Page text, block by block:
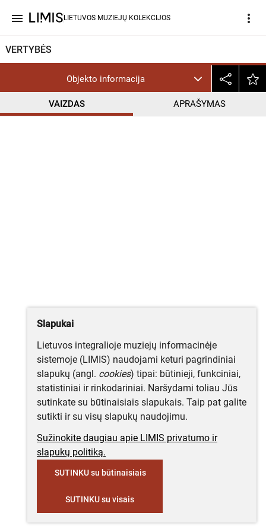
menu LIETUVOS MUZIEJŲ KOLEKCIJOS more_vert
VERTYBĖS
Objekto informacija
VAIZDAS APRAŠYMAS
Slapukai
Lietuvos integralioje muziejų informacinėje
sistemoje (LIMIS) naudojami keturi pagrindiniai
slapukų (angl. cookies) tipai: būtinieji, funkciniai,
statistiniai ir rinkodariniai. Naršydami toliau Jūs
sutinkate su būtinaisiais slapukais. Taip pat galite
sutikti ir su visų slapukų naudojimu.
Sužinokite daugiau apie LIMIS privatumo ir
slapukų politiką.
SUTINKU su būtinaisiais
SUTINKU su visais